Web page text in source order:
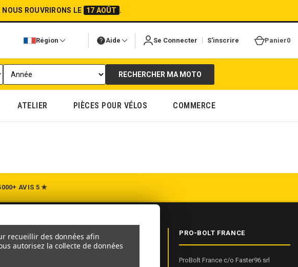
NOUS ROUVRIRONS LE 17 AOÛT .
Région Aide Se Connecter S'inscrire Panier0
RECHERCHER MA MOTO
ATELIER PIÈCES POUR VÉLOS COMMERCE
AVIS 5 ★
INFORMATIONS PRODUIT PRO-BOLT FRANCE
ProBolt France c/o Faster96 srl
recueillir des données afin
autorisez la collecte de données